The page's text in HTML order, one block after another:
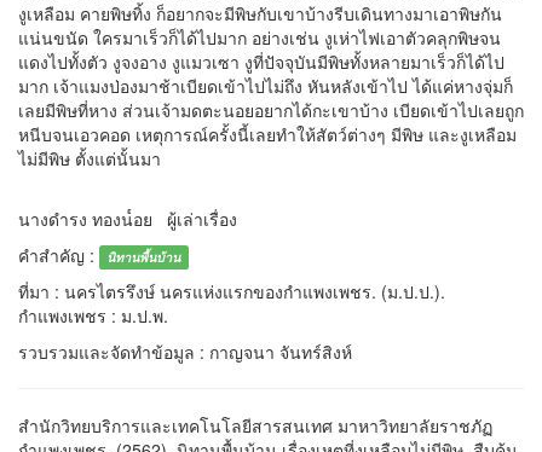
งูเหลือม คายพิษทิ้ง ก็อยากจะมีพิษกับเขาบ้างรีบเดินทางมาเอาพิษกัน
แน่นขนัด ใครมาเร็วก็ได้ไปมาก อย่างเช่น งูเห่าไฟเอาตัวคลุกพิษจน
แดงไปทั้งตัว งูจงอาง งูแมวเซา งูที่ปัจจุบันมีพิษทั้งหลายมาเร็วก็ได้ไป
มาก เจ้าแมงป่องมาช้าเบียดเข้าไปไม่ถึง หันหลังเข้าไป ได้แค่หางจุ่มก็
เลยมีพิษที่หาง ส่วนเจ้ามดตะนอยอยากได้กะเขาบ้าง เบียดเข้าไปเลยถูก
หนีบจนเอวคอด เหตุการณ์ครั้งนี้เลยทำให้สัตว์ต่างๆ มีพิษ และงูเหลือม
ไม่มีพิษ ตั้งแต่นั้นมา
นางดำรง ทองน๎อย ผู้เล่าเรื่อง
คำสำคัญ :
นิทานพื้นบ้าน
ที่มา : นครไตรรึงษ์ นครแห่งแรกของกำแพงเพชร. (ม.ป.ป.).
กำแพงเพชร : ม.ป.พ.
รวบรวมและจัดทำข้อมูล : กาญจนา จันทร์สิงห์
สำนักวิทยบริการและเทคโนโลยีสารสนเทศ มาหาวิทยาลัยราชภัฏ